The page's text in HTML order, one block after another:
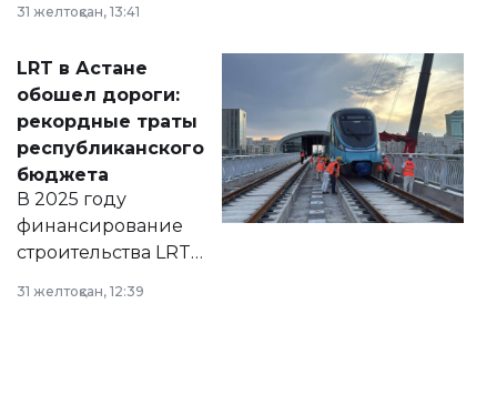
2028 годы.
документ
появился в базе
нормативных
правовых актов и
на сайте маслихат
города.
31 желтоқсан, 13:41
LRT в Астане
обошел дороги:
рекордные траты
республиканского
бюджета
В 2025 году
финансирование
строительства LRT
республиканского
31 желтоқсан, 12:39